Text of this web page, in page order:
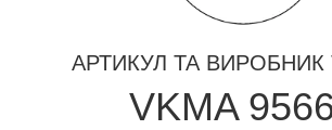
АРТИКУЛ ТА ВИРОБНИК
VKMA